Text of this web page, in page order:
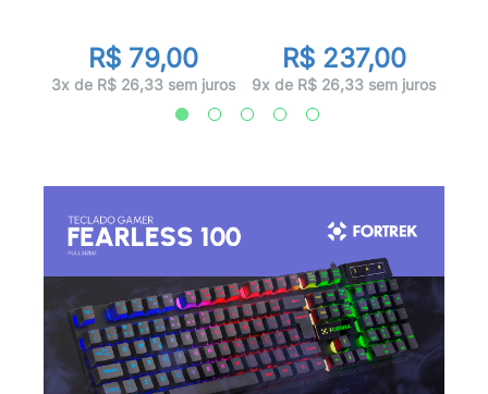
R$ 79,00
3x de R$ 26,33 sem juros
R$ 237,00
9x de R$ 26,33 sem juros